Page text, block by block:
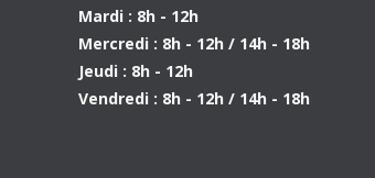
Mardi : 8h - 12h
Mercredi : 8h - 12h / 14h - 18h
Jeudi : 8h - 12h
Vendredi : 8h - 12h / 14h - 18h